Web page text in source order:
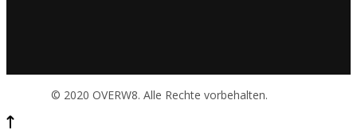
© 2020 OVERW8. Alle Rechte vorbehalten.